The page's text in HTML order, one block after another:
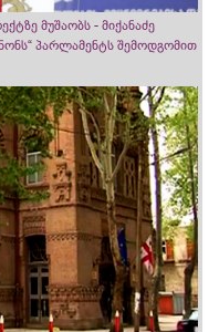
მუშაობს - მიქანაძე
პარლამენტს შემოდგომით